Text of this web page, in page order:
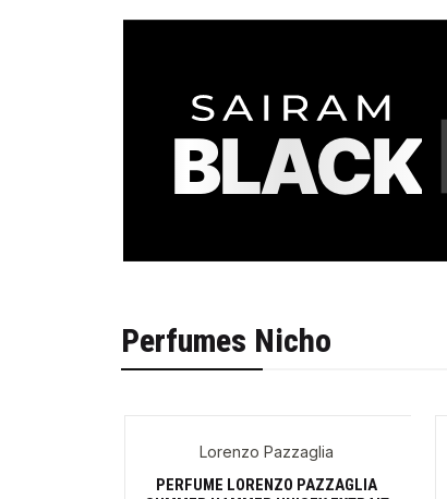
BLACK
Perfumes Nicho
Lorenzo Pazzaglia
PERFUME LORENZO PAZZAGLIA